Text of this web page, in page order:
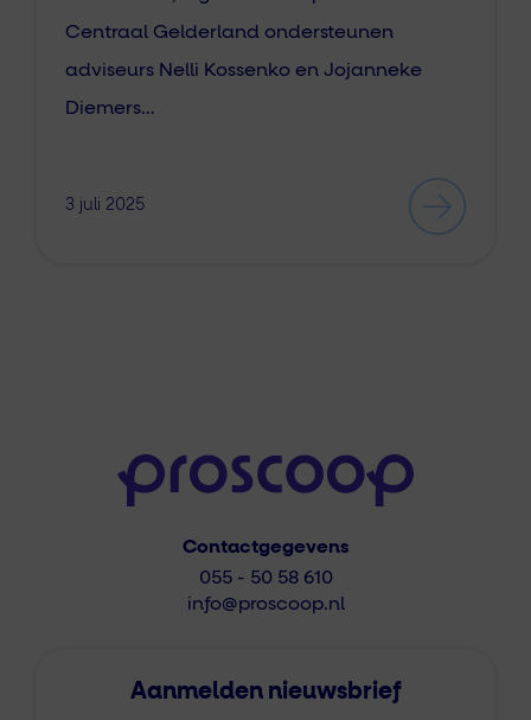
Centraal Gelderland ondersteunen
adviseurs Nelli Kossenko en Jojanneke
Diemers…
3 juli 2025
Contactgegevens
055 - 50 58 610
info@proscoop.nl
Aanmelden nieuwsbrief